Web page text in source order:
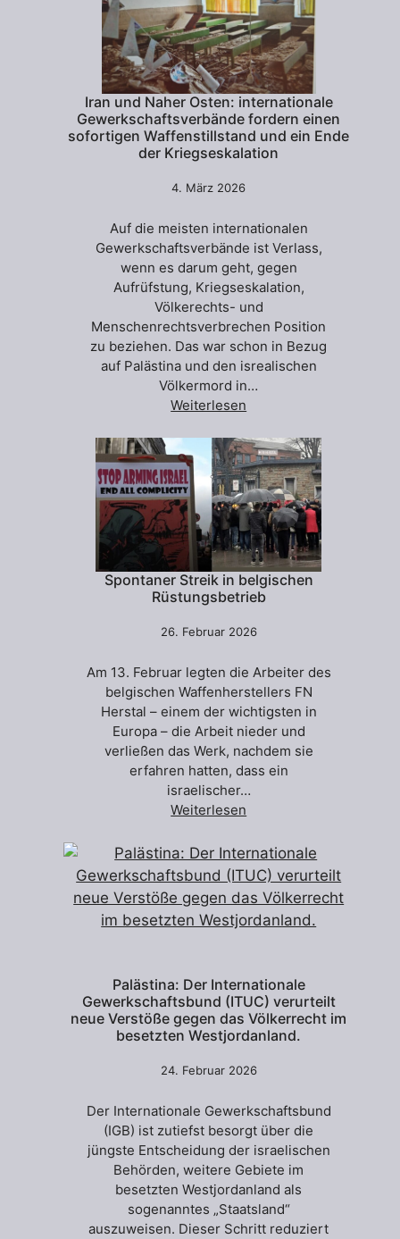
Iran und Naher Osten: internationale
Gewerkschaftsverbände fordern einen
sofortigen Waffenstillstand und ein Ende
der Kriegseskalation
4. März 2026
Auf die meisten internationalen
Gewerkschaftsverbände ist Verlass,
wenn es darum geht, gegen
Aufrüfstung, Kriegseskalation,
Völkerechts- und
Menschenrechtsverbrechen Position
zu beziehen. Das war schon in Bezug
auf Palästina und den isrealischen
Völkermord in…
Weiterlesen
Spontaner Streik in belgischen
Rüstungsbetrieb
26. Februar 2026
Am 13. Februar legten die Arbeiter des
belgischen Waffenherstellers FN
Herstal – einem der wichtigsten in
Europa – die Arbeit nieder und
verließen das Werk, nachdem sie
erfahren hatten, dass ein
israelischer…
Weiterlesen
Palästina: Der Internationale
Gewerkschaftsbund (ITUC) verurteilt
neue Verstöße gegen das Völkerrecht im
besetzten Westjordanland.
24. Februar 2026
Der Internationale Gewerkschaftsbund
(IGB) ist zutiefst besorgt über die
jüngste Entscheidung der israelischen
Behörden, weitere Gebiete im
besetzten Westjordanland als
sogenanntes „Staatsland“
auszuweisen. Dieser Schritt reduziert